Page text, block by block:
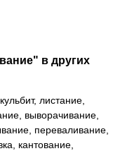
в других
листание,
выворачивание,
переваливание,
кантование,